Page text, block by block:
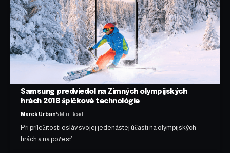
Samsung predviedol na Zimných olympijských
hrách 2018 špičkové technológie
Marek Urban5 Min Read
Pri príležitosti osláv svojej jedenástej účasti na olympijských
hrách a na počesť…